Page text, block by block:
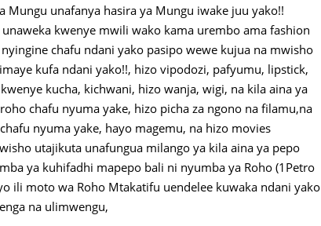
Mungu unafanya hasira ya Mungu iwake juu yako!!
kwenye mwili wako kama urembo ama fashion
chafu ndani yako pasipo wewe kujua na mwisho
kufa ndani yako!!, hizo vipodozi, pafyumu, lipstick,
kucha, kichwani, hizo wanja, wigi, na kila aina ya
chafu nyuma yake, hizo picha za ngono na filamu,na
nyuma yake, hayo magemu, na hizo movies
utajikuta unafungua milango ya kila aina ya pepo
ya kuhifadhi mapepo bali ni nyumba ya Roho (1Petro
ili moto wa Roho Mtakatifu uendelee kuwaka ndani yako
na ulimwengu,